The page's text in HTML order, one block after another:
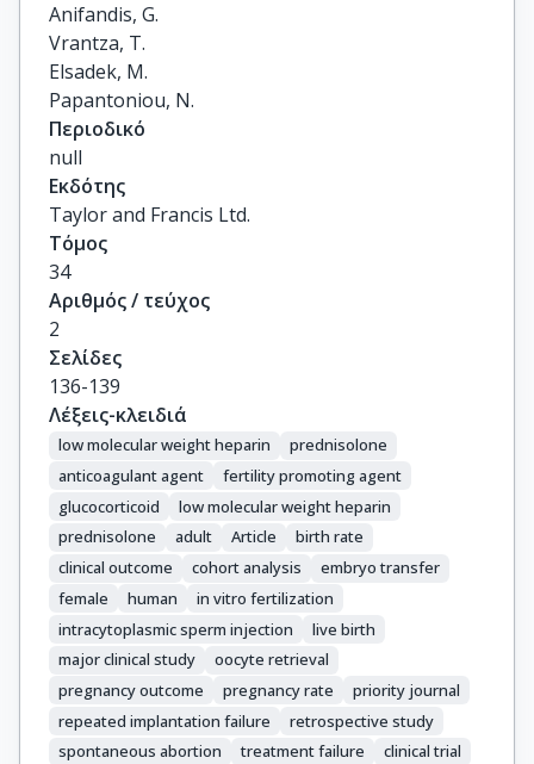
Anifandis, G.
Vrantza, T.
Elsadek, M.
Papantoniou, N.
Περιοδικό
null
Εκδότης
Taylor and Francis Ltd.
Τόμος
34
Αριθμός / τεύχος
2
Σελίδες
136-139
Λέξεις-κλειδιά
low molecular weight heparin
prednisolone
anticoagulant agent
fertility promoting agent
glucocorticoid
low molecular weight heparin
prednisolone
adult Article
birth rate
clinical outcome
cohort analysis
embryo transfer
female
human
in vitro fertilization
intracytoplasmic sperm injection
live birth
major clinical study
oocyte retrieval
pregnancy outcome
pregnancy rate
priority journal
repeated implantation failure
retrospective study
spontaneous abortion
treatment failure
clinical trial